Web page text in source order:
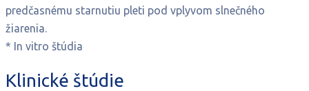
predčasnému starnutiu pleti pod vplyvom slnečného
žiarenia.
* In vitro štúdia
Klinické štúdie